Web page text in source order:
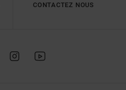
CONTACTEZ NOUS